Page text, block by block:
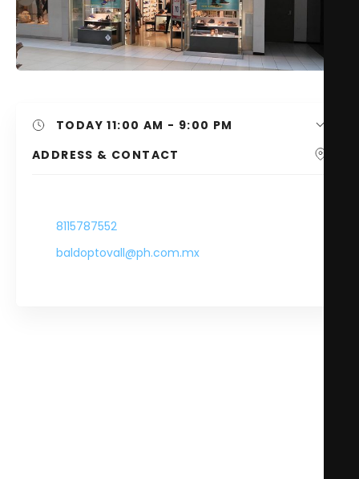
TODAY11:00 AM - 9:00 PM
ADDRESS & CONTACT
8115787552
baldoptovall@ph.com.mx